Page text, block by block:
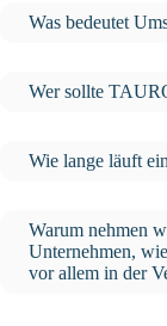
Was bedeutet
Wer sollte
Wie lange läuft
Warum nehmen
Unternehmen,
vor allem in der